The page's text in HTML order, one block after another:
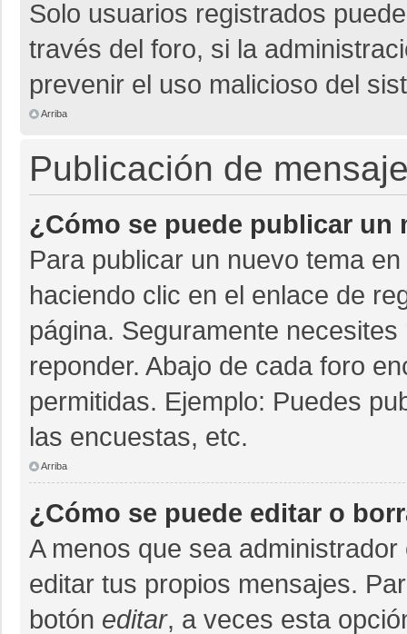
Solo usuarios registrados
través del foro, si la
prevenir el uso malicioso del
Arriba
Publicación de
¿Cómo se puede publicar un
Para publicar un nuevo tema
haciendo clic en el enlace de
página. Seguramente
reponder. Abajo de cada foro
permitidas. Ejemplo: Puedes
las encuestas, etc.
Arriba
¿Cómo se puede editar o
A menos que sea
editar tus propios mensajes.
botón editar, a veces esta